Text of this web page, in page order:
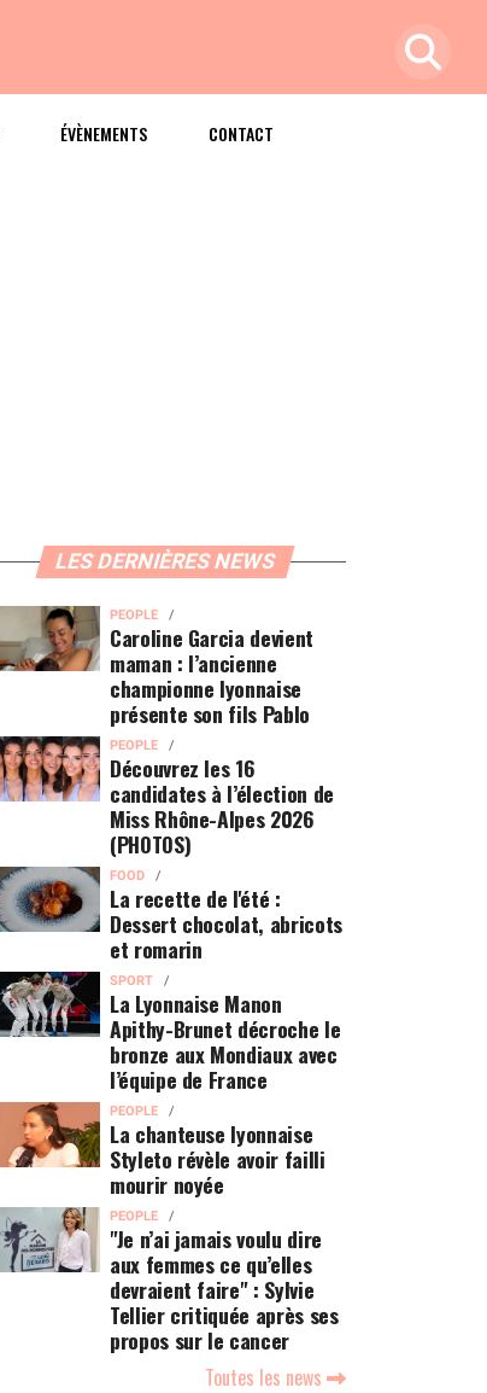
ÉVÈNEMENTS CONTACT
LES DERNIÈRES NEWS
PEOPLE
Caroline Garcia devient
maman : l’ancienne
championne lyonnaise
présente son fils Pablo
PEOPLE
Découvrez les 16
candidates à l’élection de
Miss Rhône-Alpes 2026
(PHOTOS)
FOOD
La recette de l'été :
Dessert chocolat, abricots
et romarin
SPORT
La Lyonnaise Manon
Apithy-Brunet décroche le
bronze aux Mondiaux avec
l’équipe de France
PEOPLE
La chanteuse lyonnaise
Styleto révèle avoir failli
mourir noyée
PEOPLE
"Je n’ai jamais voulu dire
aux femmes ce qu’elles
devraient faire" : Sylvie
Tellier critiquée après ses
propos sur le cancer
Toutes les news